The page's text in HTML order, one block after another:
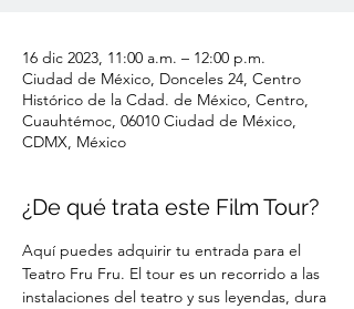
16 dic 2023, 11:00 a.m. – 12:00 p.m.
Ciudad de México, Donceles 24, Centro
Histórico de la Cdad. de México, Centro,
Cuauhtémoc, 06010 Ciudad de México,
CDMX, México
¿De qué trata este Film Tour?
Aquí puedes adquirir tu entrada para el
Teatro Fru Fru. El tour es un recorrido a las
instalaciones del teatro y sus leyendas, dura